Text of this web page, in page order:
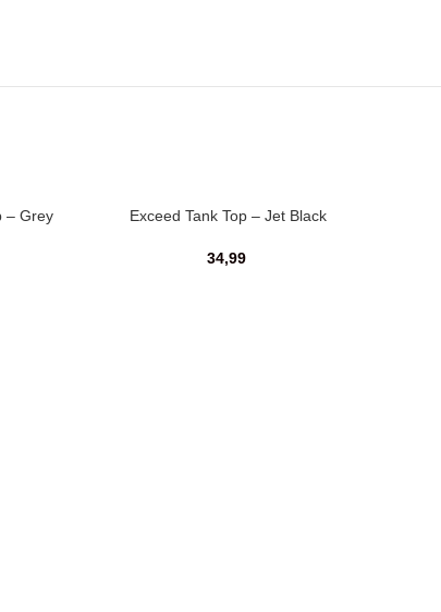
– Grey Exceed Tank Top – Jet Black
34,99